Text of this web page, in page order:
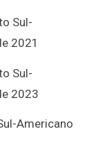
Sul-
2021
Sul-
2023
Americano